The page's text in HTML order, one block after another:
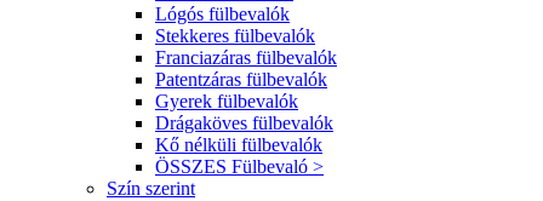
Lógós fülbevalók
Stekkeres fülbevalók
Franciazáras fülbevalók
Patentzáras fülbevalók
Gyerek fülbevalók
Drágaköves fülbevalók
Kő nélküli fülbevalók
ÖSSZES Fülbevaló >
Szín szerint